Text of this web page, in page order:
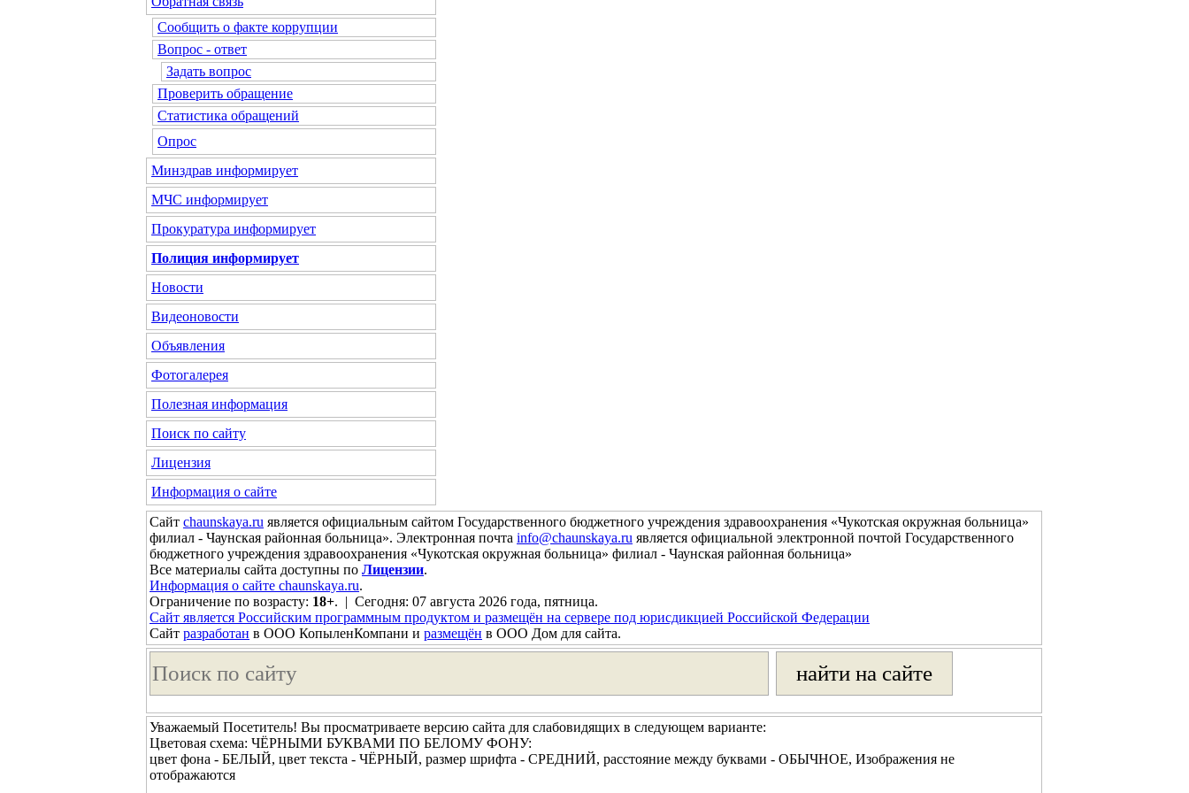
Сообщить о факте коррупции
Вопрос - ответ
Задать вопрос
Проверить обращение
Статистика обращений
Опрос
Минздрав информирует
МЧС информирует
Прокуратура информирует
Полиция информирует
Новости
Видеоновости
Объявления
Фотогалерея
Полезная информация
Поиск по сайту
Лицензия
Информация о сайте
Сайт chaunskaya.ru является официальным сайтом Государственного бюджетного учреждения здравоохранения «Чукотская окружная больница»
филиал - Чаунская районная больница». Электронная почта info@chaunskaya.ru является официальной электронной почтой Государственного
бюджетного учреждения здравоохранения «Чукотская окружная больница» филиал - Чаунская районная больница»
Все материалы сайта доступны по Лицензии.
Информация о сайте chaunskaya.ru.
Ограничение по возрасту: 18+. | Сегодня: 07 августа 2026 года, пятница.
Сайт является Российским программным продуктом и размещён на сервере под юрисдикцией Российской Федерации
Сайт разработан в ООО КопыленКомпани и размещён в ООО Дом для сайта.
Уважаемый Посетитель! Вы просматриваете версию сайта для слабовидящих в следующем варианте:
Цветовая схема: ЧЁРНЫМИ БУКВАМИ ПО БЕЛОМУ ФОНУ:
цвет фона - БЕЛЫЙ, цвет текста - ЧЁРНЫЙ, размер шрифта - СРЕДНИЙ, расстояние между буквами - ОБЫЧНОЕ, Изображения не
отображаются